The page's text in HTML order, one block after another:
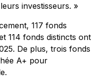
investisseurs. »
117 fonds
114 fonds distincts ont
De plus, trois fonds
A+ pour